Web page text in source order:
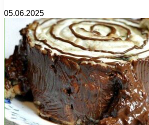
05.06.2025